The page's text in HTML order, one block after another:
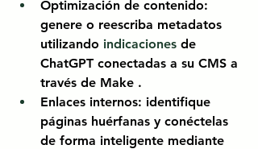
Optimización de contenido:
genere o reescriba metadatos
utilizando indicaciones de
ChatGPT conectadas a su CMS a
través de Make .
Enlaces internos: identifique
páginas huérfanas y conéctelas
de forma inteligente mediante